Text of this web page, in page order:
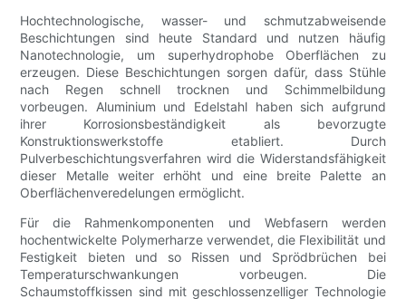
Hochtechnologische, wasser- und schmutzabweisende
Beschichtungen sind heute Standard und nutzen häufig
Nanotechnologie, um superhydrophobe Oberflächen zu
erzeugen. Diese Beschichtungen sorgen dafür, dass Stühle
nach Regen schnell trocknen und Schimmelbildung
vorbeugen. Aluminium und Edelstahl haben sich aufgrund
ihrer Korrosionsbeständigkeit als bevorzugte
Konstruktionswerkstoffe etabliert. Durch
Pulverbeschichtungsverfahren wird die Widerstandsfähigkeit
dieser Metalle weiter erhöht und eine breite Palette an
Oberflächenveredelungen ermöglicht.
Für die Rahmenkomponenten und Webfasern werden
hochentwickelte Polymerharze verwendet, die Flexibilität und
Festigkeit bieten und so Rissen und Sprödbrüchen bei
Temperaturschwankungen vorbeugen. Die
Schaumstoffkissen sind mit geschlossenzelliger Technologie